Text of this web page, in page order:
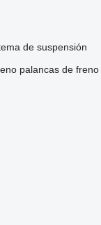
de suspensión
palancas de freno